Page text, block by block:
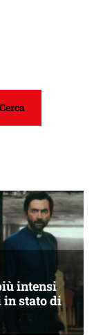
Cerca